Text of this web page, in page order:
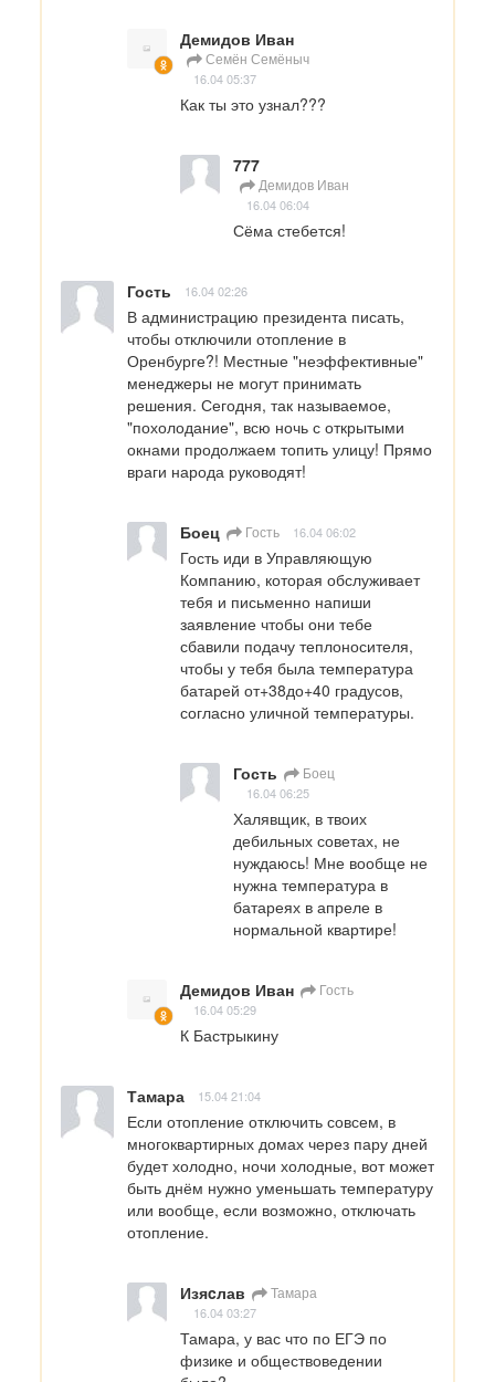
Демидов Иван
Семён Семёныч
16.04 05:37
Как ты это узнал???
777
Демидов Иван
16.04 06:04
Сёма стебется!
Гость 16.04 02:26
В администрацию президента писать,
чтобы отключили отопление в
Оренбурге?! Местные "неэффективные"
менеджеры не могут принимать
решения. Сегодня, так называемое,
"похолодание", всю ночь с открытыми
окнами продолжаем топить улицу! Прямо
враги народа руководят!
Боец Гость 16.04 06:02
Гость иди в Управляющую
Компанию, которая обслуживает
тебя и письменно напиши
заявление чтобы они тебе
сбавили подачу теплоносителя,
чтобы у тебя была температура
батарей от+38до+40 градусов,
согласно уличной температуры.
Гость Боец
16.04 06:25
Халявщик, в твоих
дебильных советах, не
нуждаюсь! Мне вообще не
нужна температура в
батареях в апреле в
нормальной квартире!
Демидов Иван Гость
16.04 05:29
К Бастрыкину
Тамара 15.04 21:04
Если отопление отключить совсем, в
многоквартирных домах через пару дней
будет холодно, ночи холодные, вот может
быть днём нужно уменьшать температуру
или вообще, если возможно, отключать
отопление.
Изяcлав Тамара
16.04 03:27
Тамара, у вас что по ЕГЭ по
физике и обществоведении